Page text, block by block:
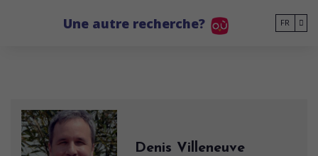
Une autre recherche? FR
Denis Villeneuve